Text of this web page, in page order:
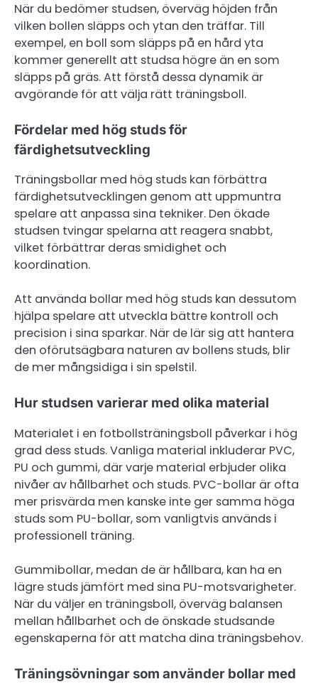
När du bedömer studsen, överväg höjden från
vilken bollen släpps och ytan den träffar. Till
exempel, en boll som släpps på en hård yta
kommer generellt att studsa högre än en som
släpps på gräs. Att förstå dessa dynamik är
avgörande för att välja rätt träningsboll.
Fördelar med hög studs för
färdighetsutveckling
Träningsbollar med hög studs kan förbättra
färdighetsutvecklingen genom att uppmuntra
spelare att anpassa sina tekniker. Den ökade
studsen tvingar spelarna att reagera snabbt,
vilket förbättrar deras smidighet och
koordination.
Att använda bollar med hög studs kan dessutom
hjälpa spelare att utveckla bättre kontroll och
precision i sina sparkar. När de lär sig att hantera
den oförutsägbara naturen av bollens studs, blir
de mer mångsidiga i sin spelstil.
Hur studsen varierar med olika material
Materialet i en fotbollsträningsboll påverkar i hög
grad dess studs. Vanliga material inkluderar PVC,
PU och gummi, där varje material erbjuder olika
nivåer av hållbarhet och studs. PVC-bollar är ofta
mer prisvärda men kanske inte ger samma höga
studs som PU-bollar, som vanligtvis används i
professionell träning.
Gummibollar, medan de är hållbara, kan ha en
lägre studs jämfört med sina PU-motsvarigheter.
När du väljer en träningsboll, överväg balansen
mellan hållbarhet och de önskade studsande
egenskaperna för att matcha dina träningsbehov.
Träningsövningar som använder bollar med